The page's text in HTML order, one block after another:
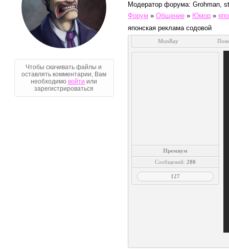
Модератор форума: Grohman,
Форум » Общение » Юмор »
японская реклама содовой
MonRay
Премиум
Сообщений: 280
127
Чтобы скачивать файлы и
оставлять комментарии, Вам
необходимо войти или
зарегистрироваться